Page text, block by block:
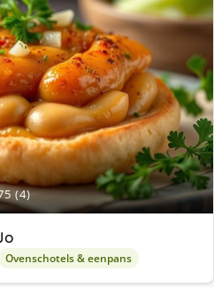
(4)
Ovenschotels & eenpans